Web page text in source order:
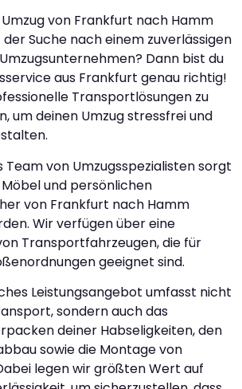
von Frankfurt nach Hamm
Suche nach einem zuverlässigen
Dann bist du
aus Frankfurt genau richtig!
Transportlösungen zu
um deinen Umzug stressfrei und
Team von Umzugsspezialisten sorgt
und persönlichen
von Frankfurt nach Hamm
Wir verfügen über eine
Transportfahrzeugen, die für
geeignet sind.
Leistungsangebot umfasst nicht
sondern auch das
deiner Habseligkeiten, den
sowie die Montage von
legen wir größten Wert auf